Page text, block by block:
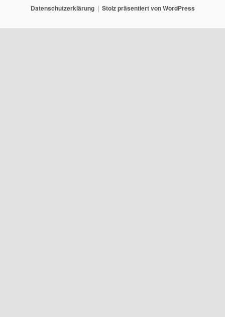
Datenschutzerklärung Stolz präsentiert von WordPress